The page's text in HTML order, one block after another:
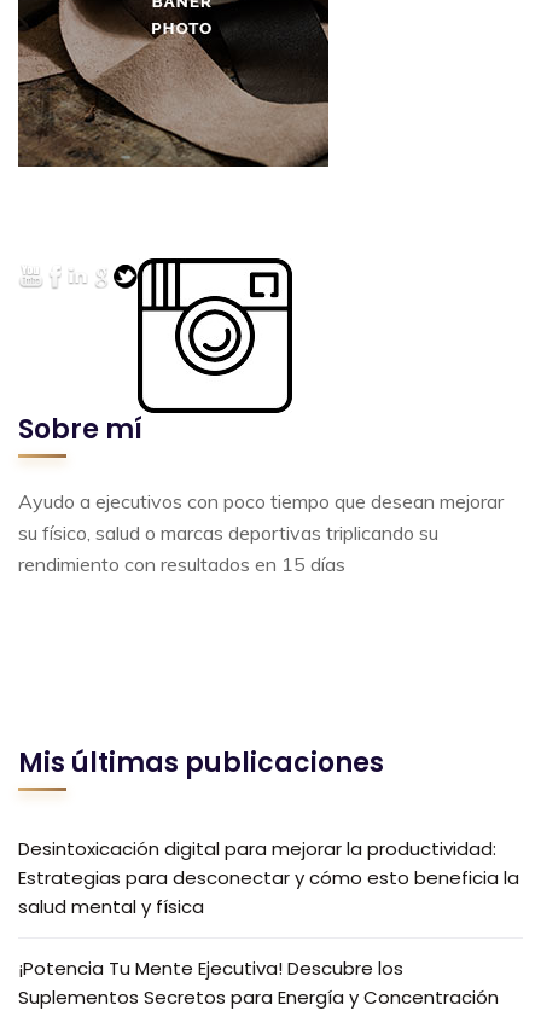
Sobre mí
Ayudo a ejecutivos con poco tiempo que desean mejorar
su físico, salud o marcas deportivas triplicando su
rendimiento con resultados en 15 días
Mis últimas publicaciones
Desintoxicación digital para mejorar la productividad:
Estrategias para desconectar y cómo esto beneficia la
salud mental y física
¡Potencia Tu Mente Ejecutiva! Descubre los
Suplementos Secretos para Energía y Concentración